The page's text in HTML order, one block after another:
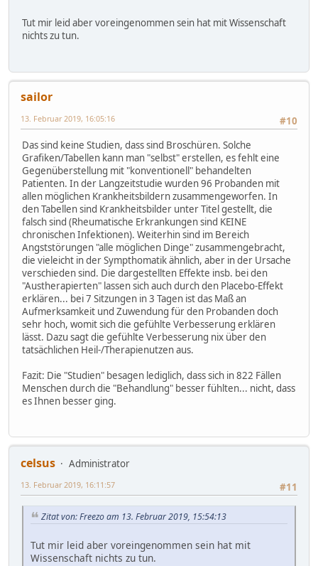
Tut mir leid aber voreingenommen sein hat mit Wissenschaft
nichts zu tun.
sailor
#10
13. Februar 2019, 16:05:16
Das sind keine Studien, dass sind Broschüren. Solche
Grafiken/Tabellen kann man "selbst" erstellen, es fehlt eine
Gegenüberstellung mit "konventionell" behandelten
Patienten. In der Langzeitstudie wurden 96 Probanden mit
allen möglichen Krankheitsbildern zusammengeworfen. In
den Tabellen sind Krankheitsbilder unter Titel gestellt, die
falsch sind (Rheumatische Erkrankungen sind KEINE
chronischen Infektionen). Weiterhin sind im Bereich
Angststörungen "alle möglichen Dinge" zusammengebracht,
die vieleicht in der Sympthomatik ähnlich, aber in der Ursache
verschieden sind. Die dargestellten Effekte insb. bei den
"Austherapierten" lassen sich auch durch den Placebo-Effekt
erklären... bei 7 Sitzungen in 3 Tagen ist das Maß an
Aufmerksamkeit und Zuwendung für den Probanden doch
sehr hoch, womit sich die gefühlte Verbesserung erklären
lässt. Dazu sagt die gefühlte Verbesserung nix über den
tatsächlichen Heil-/Therapienutzen aus.
Fazit: Die "Studien" besagen lediglich, dass sich in 822 Fällen
Menschen durch die "Behandlung" besser fühlten... nicht, dass
es Ihnen besser ging.
celsus
Administrator
#11
13. Februar 2019, 16:11:57
Zitat von: Freezo am 13. Februar 2019, 15:54:13
Tut mir leid aber voreingenommen sein hat mit
Wissenschaft nichts zu tun.